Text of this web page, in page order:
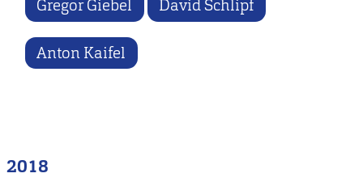
Gregor Giebel David Schlipf
Anton Kaifel
2018